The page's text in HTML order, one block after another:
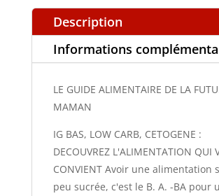
Description
Informations
LE GUIDE ALIMENTAIRE DE LA
MAMAN
IG BAS, LOW CARB, CETOGENE :
DECOUVREZ L'ALIMENTATION QUI
CONVIENT Avoir une alimentation
peu sucrée, c'est le B. A. -BA pour